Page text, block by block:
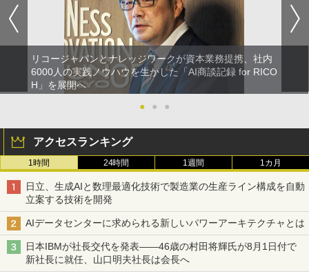
リコージャパンとナレッジワークが資本業務提携、社内
6000人の実践ノウハウを生かした「AI商談記録 for RICO
H」を展開へ
●
● ●
アクセスランキング
1時間 24時間 1週間 1カ月
日立、生成AIと数理最適化技術で製造業の生産ライン構成を自動
立案する技術を開発
AIデータセンターに求められる新しいパワーアーキテクチャとは
日本IBMが社長交代を発表――46歳の村田将輝氏が8月1日付で
新社長に就任、山口明夫社長は会長へ